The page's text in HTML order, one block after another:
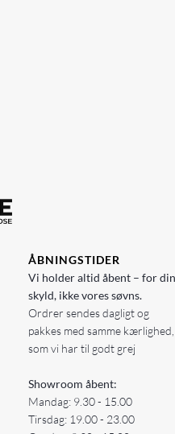
ÅBNINGSTIDER
Vi holder altid åbent – for din
skyld, ikke vores søvns.
Ordrer sendes dagligt og
pakkes med samme kærlighed,
som vi har til godt grej
Showroom åbent:
Mandag: 9.30 - 15.00
Tirsdag: 19.00 - 23.00